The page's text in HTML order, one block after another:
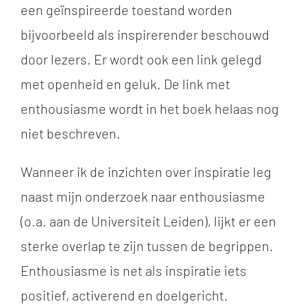
een geïnspireerde toestand worden
bijvoorbeeld als inspirerender beschouwd
door lezers. Er wordt ook een link gelegd
met openheid en geluk. De link met
enthousiasme wordt in het boek helaas nog
niet beschreven.
Wanneer ik de inzichten over inspiratie leg
naast mijn onderzoek naar enthousiasme
(o.a. aan de Universiteit Leiden), lijkt er een
sterke overlap te zijn tussen de begrippen.
Enthousiasme is net als inspiratie iets
positief, activerend en doelgericht.